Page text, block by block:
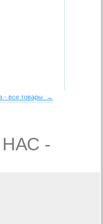
- все товары →
-